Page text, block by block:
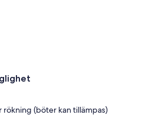
rökning (böter kan tillämpas)